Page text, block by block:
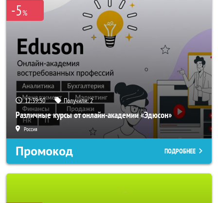
-5%
12:39:49 Получили:2
Различные курсы от онлайн-академии «Эдюсон»
Россия
Промокод ПОДРОБНЕЕ